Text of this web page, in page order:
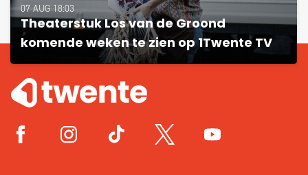
07 AUG 18:03
Theaterstuk Los van de Groond
komende weken te zien op 1Twente TV